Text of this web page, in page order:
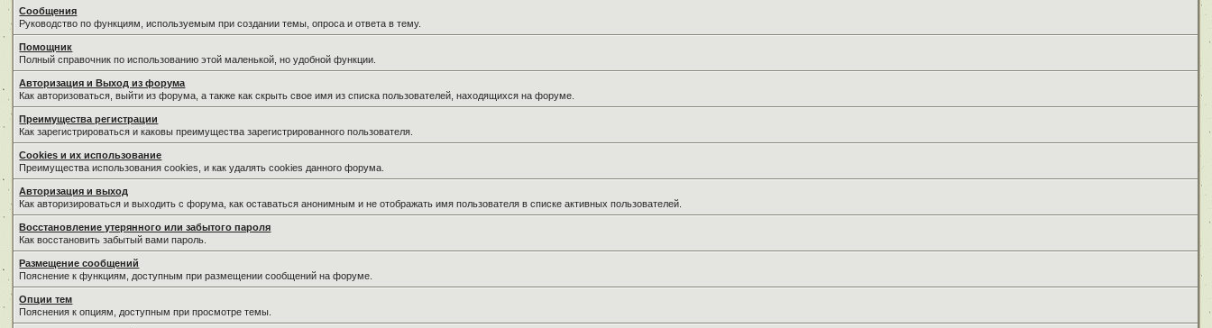
Сообщения
Руководство по функциям, используемым при создании темы, опроса и ответа в тему.
Помощник
Полный справочник по использованию этой маленькой, но удобной функции.
Авторизация и Выход из форума
Как авторизоваться, выйти из форума, а также как скрыть свое имя из списка пользователей, находящихся на форуме.
Преимущества регистрации
Как зарегистрироваться и каковы преимущества зарегистрированного пользователя.
Cookies и их использование
Преимущества использования cookies, и как удалять cookies данного форума.
Авторизация и выход
Как авторизироваться и выходить с форума, как оставаться анонимным и не отображать имя пользователя в списке активных пользователей.
Восстановление утерянного или забытого пароля
Как восстановить забытый вами пароль.
Размещение сообщений
Пояснение к функциям, доступным при размещении сообщений на форуме.
Опции тем
Пояснения к опциям, доступным при просмотре темы.